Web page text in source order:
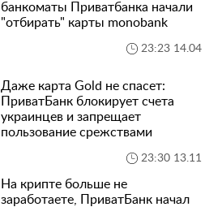
банкоматы Приватбанка начали
"отбирать" карты monobank
23:23 14.04
Даже карта Gold не спасет:
ПриватБанк блокирует счета
украинцев и запрещает
пользование срежствами
23:30 13.11
На крипте больше не
заработаете, ПриватБанк начал